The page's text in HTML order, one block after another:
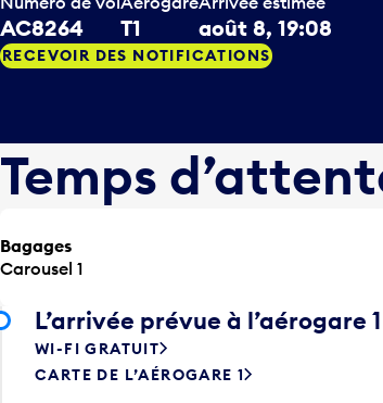
AC8264 T1 août 8, 19:08
RECEVOIR DES NOTIFICATIONS
Temps
Bagages
Carousel 1
L’arrivée prévue à l’aérogare
WI-FI GRATUIT
CARTE DE L’AÉROGARE 1